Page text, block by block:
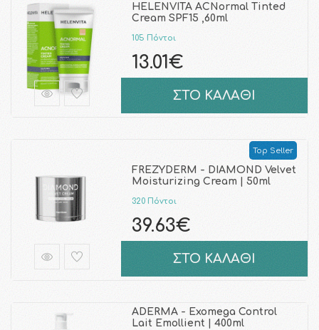
HELENVITA ACNormal Tinted
Cream SPF15 ,60ml
105 Πόντοι
13.01€
ΣΤΟ ΚΑΛΑΘΙ
Top Seller
FREZYDERM - DIAMOND Velvet
Moisturizing Cream | 50ml
320 Πόντοι
39.63€
ΣΤΟ ΚΑΛΑΘΙ
ADERMA - Exomega Control
Lait Emollient | 400ml